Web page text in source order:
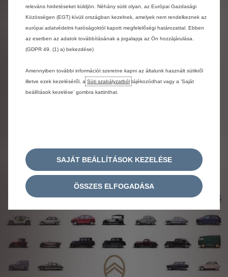
A LOGÓ EREDETE
André Citroën 1900-ban, egy lengyelországi utazása
fogaskerekek technológiájával. Az egyik ilyen
rendszer úgynevezett nyílfogazású fogaskerekeket
használt. A Citroën leendő alapítója, aki már akkor is
releváns hirdetéseket küldjön. Néhány sütit olyan, az Európai Gazdasági
Közösségen (EGT) kívüli országban kezelnek, amelyek nem rendelkeznek az
európai adatvédelmi hatóságoktól kapott megfelelőségi határozattal. Ebben
az esetben az adatok továbbításának a jogalapja az Ön hozzájárulása.
(GDPR 49. (1) a) bekezdése)
Amennyiben további információt szeretne kapni az általunk használt sütikről
illetve ezek kezeléséről, a Süti szabályzatból tájékozódhat vagy a ’Saját
beállítások kezelése’ gombra kattinthat.
SAJÁT BEÁLLÍTÁSOK KEZELÉSE
ÖSSZES ELFOGADÁSA